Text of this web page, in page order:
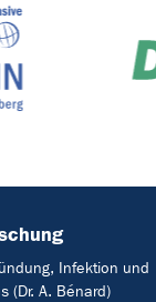
Infektion und
(Dr. A. Bénard)